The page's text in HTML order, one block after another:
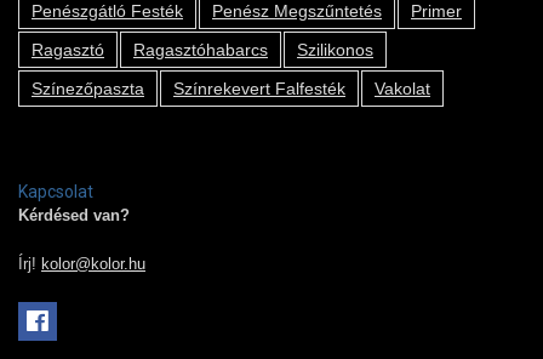
Penészgátló Festék
Penész Megszűntetés
Primer
Ragasztó
Ragasztóhabarcs
Szilikonos
Színezőpaszta
Színrekevert Falfesték Vakolat
Kapcsolat
Kérdésed van?
Írj! kolor@kolor.hu